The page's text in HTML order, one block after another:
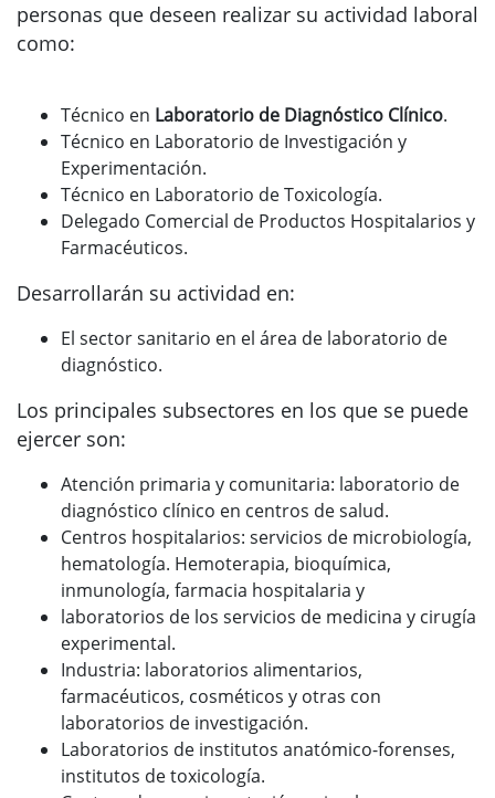
personas que deseen realizar su actividad laboral
como:
Técnico en Laboratorio de Diagnóstico Clínico.
Técnico en Laboratorio de Investigación y
Experimentación.
Técnico en Laboratorio de Toxicología.
Delegado Comercial de Productos Hospitalarios y
Farmacéuticos.
Desarrollarán su actividad en:
El sector sanitario en el área de laboratorio de
diagnóstico.
Los principales subsectores en los que se puede
ejercer son:
Atención primaria y comunitaria: laboratorio de
diagnóstico clínico en centros de salud.
Centros hospitalarios: servicios de microbiología,
hematología. Hemoterapia, bioquímica,
inmunología, farmacia hospitalaria y
laboratorios de los servicios de medicina y cirugía
experimental.
Industria: laboratorios alimentarios,
farmacéuticos, cosméticos y otras con
laboratorios de investigación.
Laboratorios de institutos anatómico-forenses,
institutos de toxicología.